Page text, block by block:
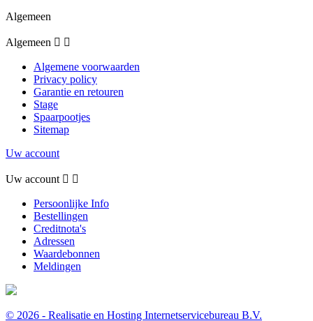
Algemeen
Algemeen  
Algemene voorwaarden
Privacy policy
Garantie en retouren
Stage
Spaarpootjes
Sitemap
Uw account
Uw account  
Persoonlijke Info
Bestellingen
Creditnota's
Adressen
Waardebonnen
Meldingen
© 2026 - Realisatie en Hosting Internetservicebureau B.V.